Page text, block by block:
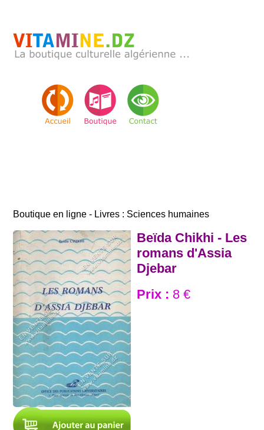
Boutique en ligne - Livres : Sciences humaines
Beïda Chikhi - Les
romans d'Assia
Djebar
Prix : 8 €